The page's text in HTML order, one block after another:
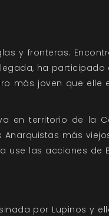
y fronteras.
ha
más joven que
en territorio de la
más
use las acciones
por Lupinos y